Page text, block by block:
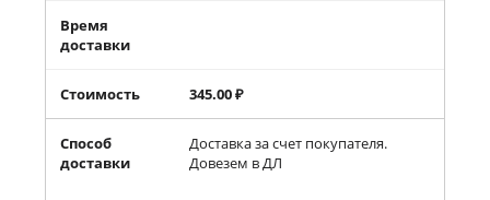
Время
доставки
Стоимость 345.00 ₽
Способ
доставки
Доставка за счет покупателя.
Довезем в ДЛ